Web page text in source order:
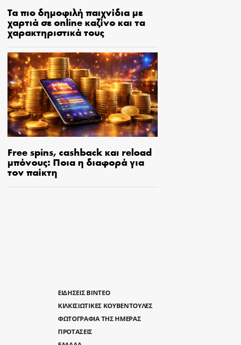
Τα πιο δημοφιλή παιχνίδια με
χαρτιά σε online καζίνο και τα
χαρακτηριστικά τους
Free spins, cashback και reload
μπόνους: Ποια η διαφορά για
τον παίκτη
ΕΙΔΗΣΕΙΣ ΒΙΝΤΕΟ
ΚΙΛΚΙΣΙΩΤΙΚΕΣ ΚΟΥΒΕΝΤΟΥΛΕΣ
ΦΩΤΟΓΡΑΦΙΑ ΤΗΣ ΗΜΕΡΑΣ
ΠΡΟΤΑΣΕΙΣ